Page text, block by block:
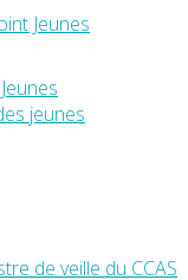
Jeunes
jeunes
de veille du CCAS